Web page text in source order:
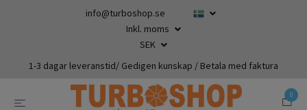
info@turboshop.se
Inkl. moms
SEK
1-3 dagar leveranstid/ Gedigen kunskap / Betala med faktura
0